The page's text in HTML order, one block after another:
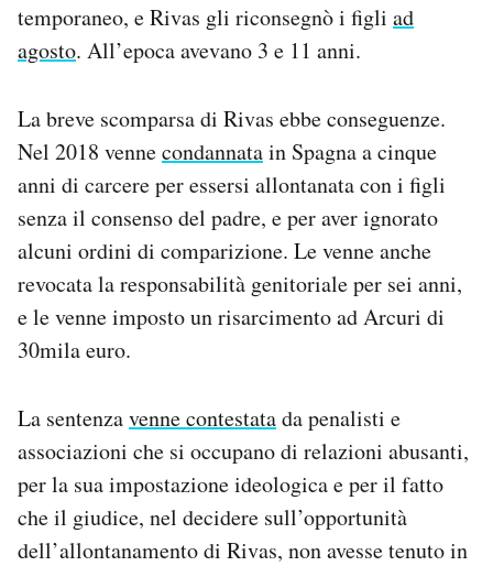
temporaneo, e Rivas gli riconsegnò i figli ad
agosto. All’epoca avevano 3 e 11 anni.
La breve scomparsa di Rivas ebbe conseguenze.
Nel 2018 vennecondannatain Spagna a cinque
anni di carcere per essersi allontanata con i figli
senza il consenso del padre, e per aver ignorato
alcuni ordini di comparizione. Le venne anche
revocata la responsabilità genitoriale per sei anni,
e le venne imposto un risarcimento ad Arcuri di
30mila euro.
La sentenzavenne contestatada penalisti e
associazioni che si occupano di relazioni abusanti,
per la sua impostazione ideologica e per il fatto
che il giudice, nel decidere sull’opportunità
dell’allontanamento di Rivas, non avesse tenuto in